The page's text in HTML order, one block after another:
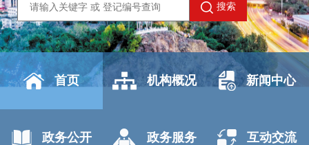
搜索
首页 机构概况 新闻中心
政务公开 政务服务 互动交流